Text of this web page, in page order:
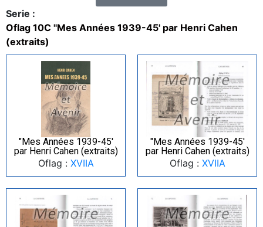
Serie :
Oflag 10C "Mes Années 1939-45' par Henri Cahen
(extraits)
"Mes Années 1939-45′
par Henri Cahen (extraits)
Oflag : XVIIA
"Mes Années 1939-45′
par Henri Cahen (extraits)
Oflag : XVIIA